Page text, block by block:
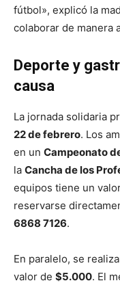
fútbol», explicó la
colaborar de manera
Deporte y
causa
La jornada solidaria
22 de febrero. Los
en un Campeonato
la Cancha de los
equipos tiene un
reservarse
6868 7126.
En paralelo, se
valor de $5.000. El